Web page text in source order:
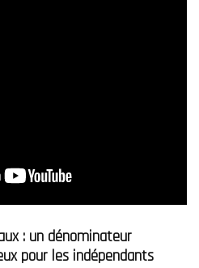
: un dénominateur
pour les indépendants